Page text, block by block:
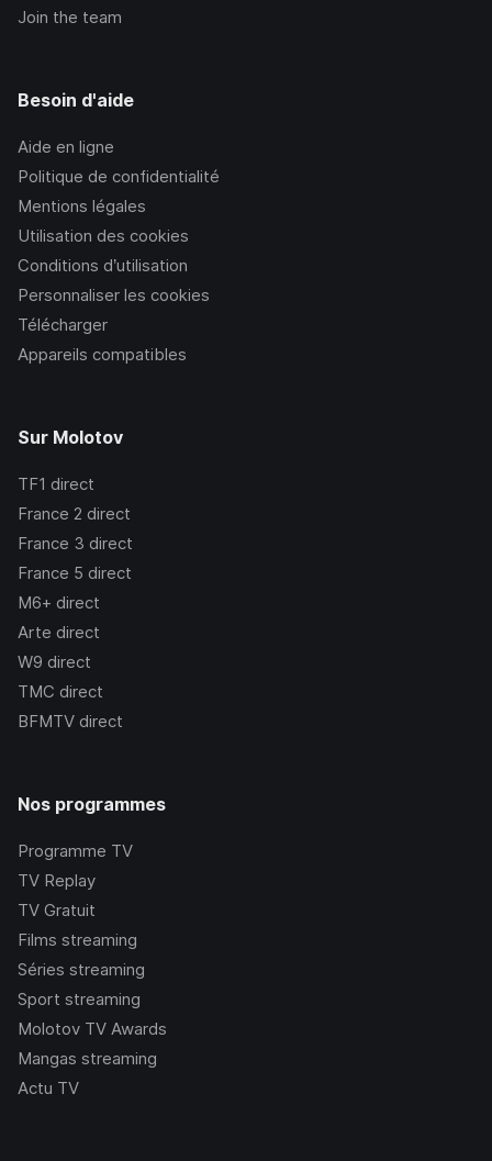
Join the team
Besoin d'aide
Aide en ligne
Politique de confidentialité
Mentions légales
Utilisation des cookies
Conditions d’utilisation
Personnaliser les cookies
Télécharger
Appareils compatibles
Sur Molotov
TF1 direct
France 2 direct
France 3 direct
France 5 direct
M6+ direct
Arte direct
W9 direct
TMC direct
BFMTV direct
Nos programmes
Programme TV
TV Replay
TV Gratuit
Films streaming
Séries streaming
Sport streaming
Molotov TV Awards
Mangas streaming
Actu TV